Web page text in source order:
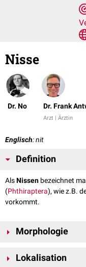
Nisse
Dr. No Dr. Frank
Arzt | Ärztin
Englisch: nit
Definition
AlsNissen bezeichnet
(Phthiraptera), wie z.B.
vorkommt.
Morphologie
durchsichtiger Farbe, die
Lokalisation